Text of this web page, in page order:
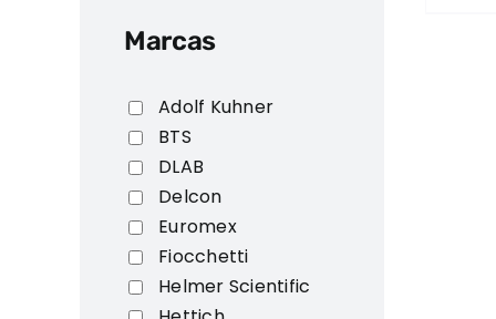
Marcas
Adolf Kuhner
BTS
DLAB
Delcon
Euromex
Fiocchetti
Helmer Scientific